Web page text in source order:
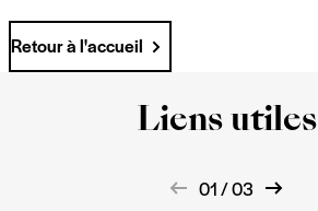
Retour à l'accueil
Liens utiles
01 / 03